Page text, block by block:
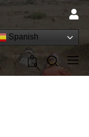
Spanish
0